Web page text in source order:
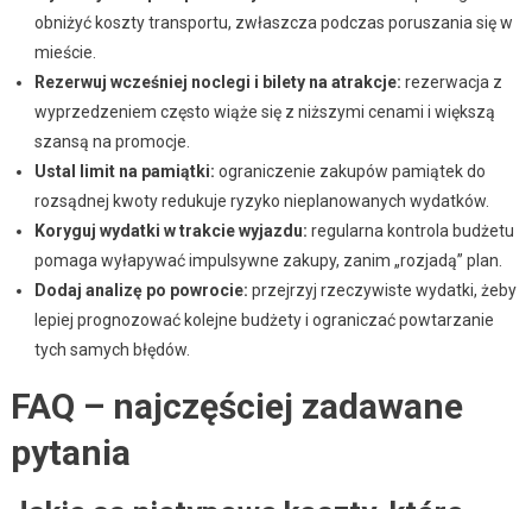
obniżyć koszty transportu, zwłaszcza podczas poruszania się w
mieście.
Rezerwuj wcześniej noclegi i bilety na atrakcje: rezerwacja z
wyprzedzeniem często wiąże się z niższymi cenami i większą
szansą na promocje.
Ustal limit na pamiątki: ograniczenie zakupów pamiątek do
rozsądnej kwoty redukuje ryzyko nieplanowanych wydatków.
Koryguj wydatki w trakcie wyjazdu: regularna kontrola budżetu
pomaga wyłapywać impulsywne zakupy, zanim „rozjadą” plan.
Dodaj analizę po powrocie: przejrzyj rzeczywiste wydatki, żeby
lepiej prognozować kolejne budżety i ograniczać powtarzanie
tych samych błędów.
FAQ – najczęściej zadawane
pytania